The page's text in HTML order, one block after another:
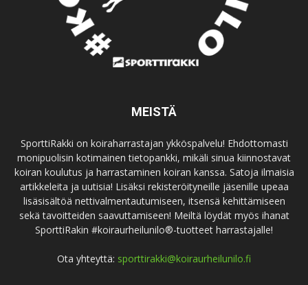
MEISTÄ
SporttiRakki on koiraharrastajan ykköspalvelu! Ehdottomasti
monipuolisin kotimainen tietopankki, mikäli sinua kiinnostavat
koiran koulutus ja harrastaminen koiran kanssa. Satoja ilmaisia
artikkeleita ja uutisia! Lisäksi rekisteröityneille jäsenille upeaa
lisäsisältöä nettivalmentautumiseen, itsensä kehittämiseen
sekä tavoitteiden saavuttamiseen! Meiltä löydät myös ihanat
SporttiRakin #koiraurheilunilo®-tuotteet harrastajalle!
Ota yhteyttä: sporttirakki@koiraurheilunilo.fi